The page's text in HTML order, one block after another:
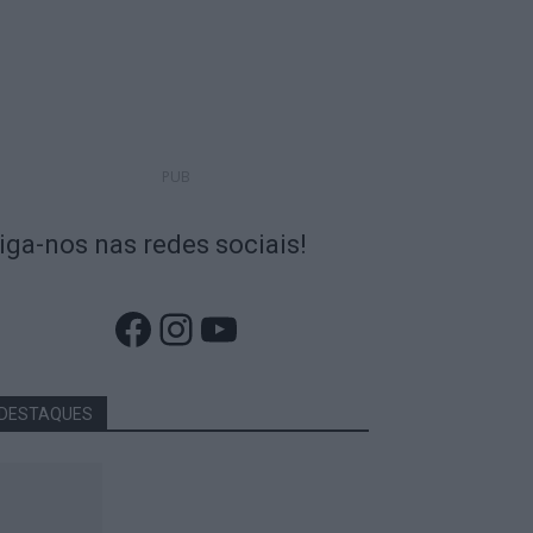
nos nas redes sociais!
Facebook
Instagram
YouTube